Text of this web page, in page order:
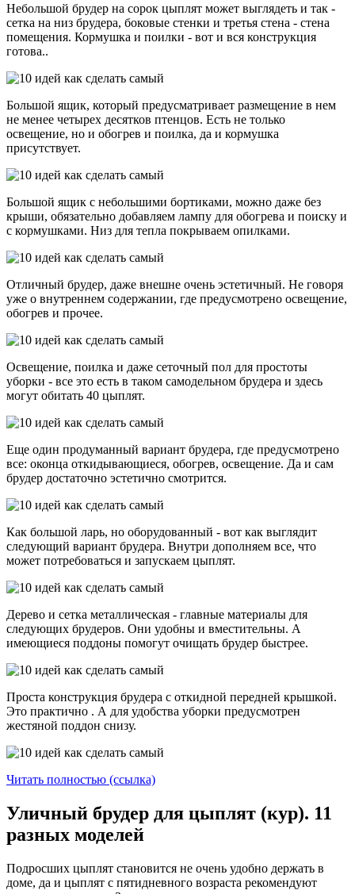
Небольшой брудер на сорок цыплят может выглядеть и так -
сетка на низ брудера, боковые стенки и третья стена - стена
помещения. Кормушка и поилки - вот и вся конструкция
готова..
Большой ящик, который предусматривает размещение в нем
не менее четырех десятков птенцов. Есть не только
освещение, но и обогрев и поилка, да и кормушка
присутствует.
Большой ящик с небольшими бортиками, можно даже без
крыши, обязательно добавляем лампу для обогрева и поиску и
с кормушками. Низ для тепла покрываем опилками.
Отличный брудер, даже внешне очень эстетичный. Не говоря
уже о внутреннем содержании, где предусмотрено освещение,
обогрев и прочее.
Освещение, поилка и даже сеточный пол для простоты
уборки - все это есть в таком самодельном брудера и здесь
могут обитать 40 цыплят.
Еще один продуманный вариант брудера, где предусмотрено
все: оконца откидывающиеся, обогрев, освещение. Да и сам
брудер достаточно эстетично смотрится.
Как большой ларь, но оборудованный - вот как выглядит
следующий вариант брудера. Внутри дополняем все, что
может потребоваться и запускаем цыплят.
Дерево и сетка металлическая - главные материалы для
следующих брудеров. Они удобны и вместительны. А
имеющиеся поддоны помогут очищать брудер быстрее.
Проста конструкция брудера с откидной передней крышкой.
Это практично . А для удобства уборки предусмотрен
жестяной поддон снизу.
Читать полностью (ссылка)
Уличный брудер для цыплят (кур). 11
разных моделей
Подросших цыплят становится не очень удобно держать в
доме, да и цыплят с пятидневного возраста рекомендуют